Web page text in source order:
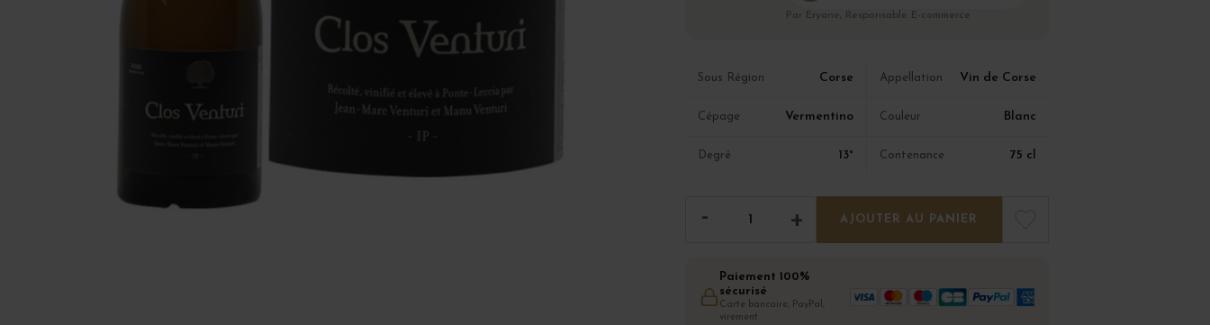
Par Eryane, Responsable E-commerce
Sous Région Corse Appellation Vin de Corse
Cépage Vermentino Couleur Blanc
Degré 13° Contenance 75 cl
AJOUTER AU PANIER
Paiement 100%
sécurisé
Carte bancaire, PayPal,
virement